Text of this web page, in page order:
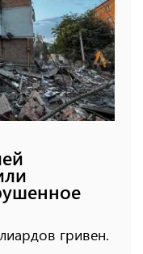
гривен.